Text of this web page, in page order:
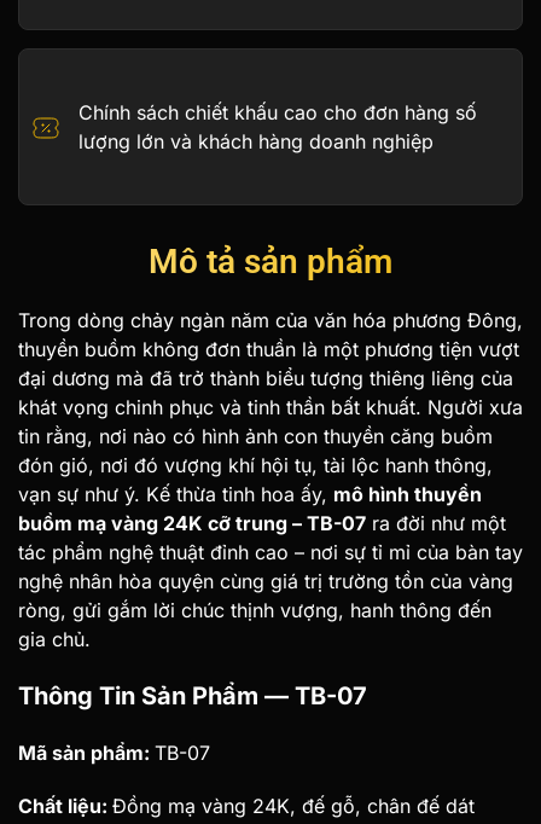
Chính sách chiết khấu cao cho đơn hàng số
lượng lớn và khách hàng doanh nghiệp
Mô tả sản phẩm
Trong dòng chảy ngàn năm của văn hóa phương Đông,
thuyền buồm không đơn thuần là một phương tiện vượt
đại dương mà đã trở thành biểu tượng thiêng liêng của
khát vọng chinh phục và tinh thần bất khuất. Người xưa
tin rằng, nơi nào có hình ảnh con thuyền căng buồm
đón gió, nơi đó vượng khí hội tụ, tài lộc hanh thông,
vạn sự như ý. Kế thừa tinh hoa ấy, mô hình thuyền
buồm mạ vàng 24K cỡ trung – TB-07 ra đời như một
tác phẩm nghệ thuật đỉnh cao – nơi sự tỉ mỉ của bàn tay
nghệ nhân hòa quyện cùng giá trị trường tồn của vàng
ròng, gửi gắm lời chúc thịnh vượng, hanh thông đến
gia chủ.
Thông Tin Sản Phẩm — TB-07
Mã sản phẩm: TB-07
Chất liệu: Đồng mạ vàng 24K, đế gỗ, chân đế dát